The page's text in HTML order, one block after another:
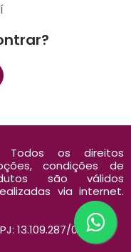
Todos os direitos
condições de
são válidos
via internet.
13.109.287/0001-34